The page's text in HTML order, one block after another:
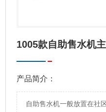
1005款自助售水机
产品简介：
自助售水机一般放置在社